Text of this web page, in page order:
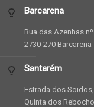
Barcarena
Rua das Azenhas
2730-270 Barcarena
Santarém
Estrada dos Soidos,
Quinta dos